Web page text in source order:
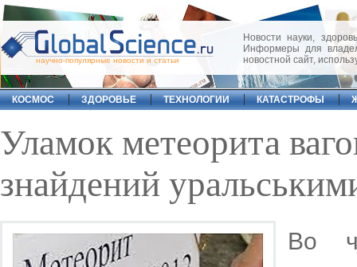
научно-популярные новости и статьи
Новости науки,
Информеры для
новостной сайт,
КОСМОС ЗДОРОВЬЕ ТЕХНОЛОГИИ КАТАСТРОФЫ
Уламок метеорита
знайдений
Во